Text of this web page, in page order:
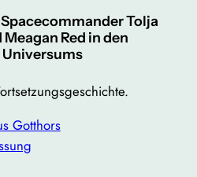
Tolja
Red in den
Gotthors